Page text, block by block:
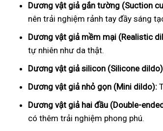
Dương vật giả gắn tường (Suction
nên trải nghiệm rảnh tay đầy sáng
Dương vật giả mềm mại (Realistic
tự nhiên như da thật.
Dương vật giả silicon (Silicone
Dương vật giả nhỏ gọn (Mini dildo):
Dương vật giả hai đầu (Double-
có thêm trải nghiệm phong phú.